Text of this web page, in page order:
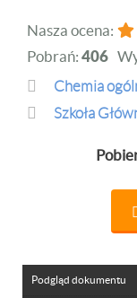
Nasza ocena:
Pobrań: 406
chemia
Podgląd dokumentu